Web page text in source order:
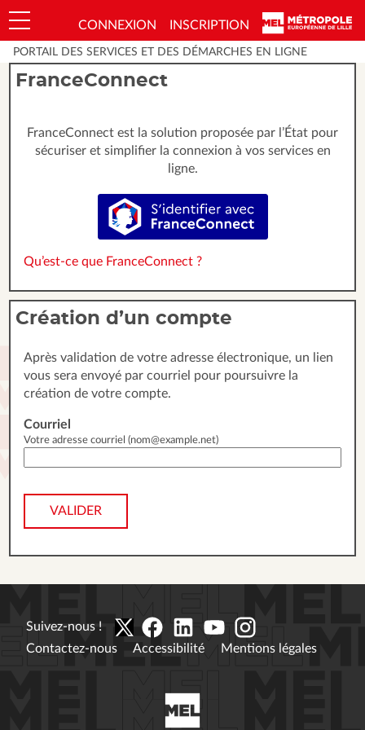
PORTAIL DES SERVICES ET DES DÉMARCHES EN LIGNE
CONNEXION INSCRIPTION
Ouvrir le menu
FranceConnect
FranceConnect est la solution proposée par l’État pour
sécuriser et simplifier la connexion à vos services en
ligne.
S’identifier avec FranceConnect
Qu’est-ce que FranceConnect ?
Création d’un compte
Après validation de votre adresse électronique, un lien
vous sera envoyé par courriel pour poursuivre la
création de votre compte.
Courriel
Votre adresse courriel (nom@example.net)
VALIDER
Suivez-nous !
Contactez-nous
Accessibilité Mentions légales